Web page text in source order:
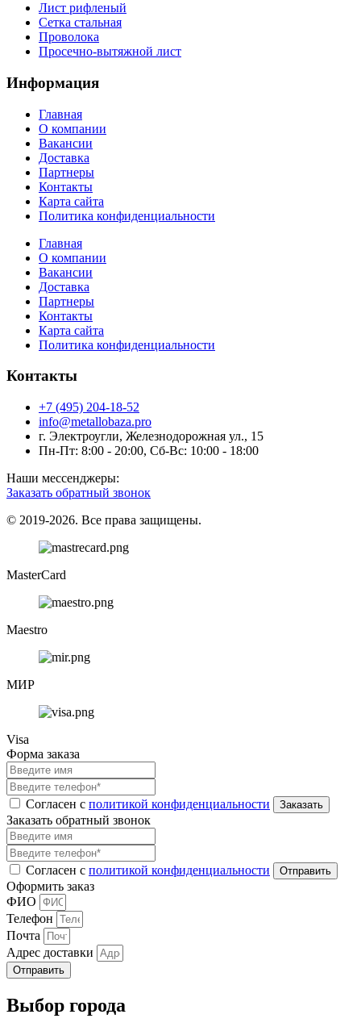
Лист рифленый
Сетка стальная
Проволока
Просечно-вытяжной лист
Информация
Главная
О компании
Вакансии
Доставка
Партнеры
Контакты
Карта сайта
Политика конфиденциальности
Главная
О компании
Вакансии
Доставка
Партнеры
Контакты
Карта сайта
Политика конфиденциальности
Контакты
+7 (495) 204-18-52
info@metallobaza.pro
г. Электроугли, Железнодорожная ул., 15
Пн-Пт: 8:00 - 20:00, Сб-Вс: 10:00 - 18:00
Наши мессенджеры:
Заказать обратный звонок
© 2019-2026. Все права защищены.
MasterCard
Maestro
МИР
Visa
Форма заказа
Согласен с политикой конфиденциальности
Заказать обратный звонок
Согласен с политикой конфиденциальности
Оформить заказ
ФИО
Телефон
Почта
Адрес доставки
Отправить
Выбор города